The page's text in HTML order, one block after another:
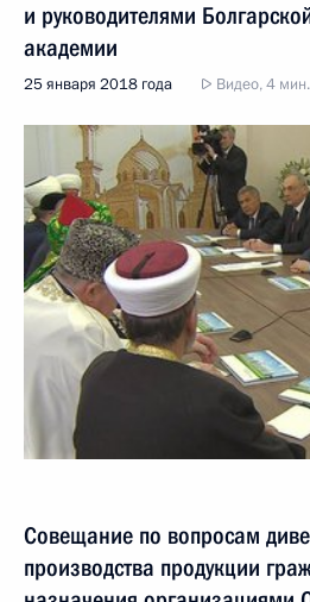
и руководителями
академии
25 января 2018 года Видео, 4 мин.
Совещание по вопросам
производства продукции